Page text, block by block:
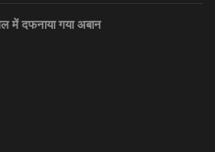
में दफनाया गया अबान